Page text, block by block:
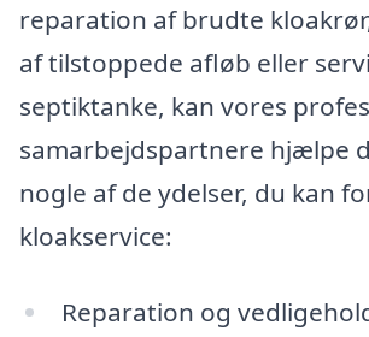
reparation af brudte
af tilstoppede afløb eller
septiktanke, kan vores
samarbejdspartnere hjælpe
nogle af de ydelser, du kan
kloakservice:
Reparation og